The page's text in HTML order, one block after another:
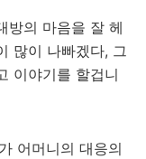
방의 마음을 잘 헤
많이 나빠겠다, 그
이야기를 할겁니
어머니의 대응의